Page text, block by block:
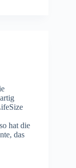
hat die
das